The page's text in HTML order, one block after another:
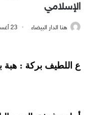
الإسلامي
هنا الدار البيضاء 23 أغسطس، 2024 - 8:05 مساءً
ع اللطيف بركة : هبة